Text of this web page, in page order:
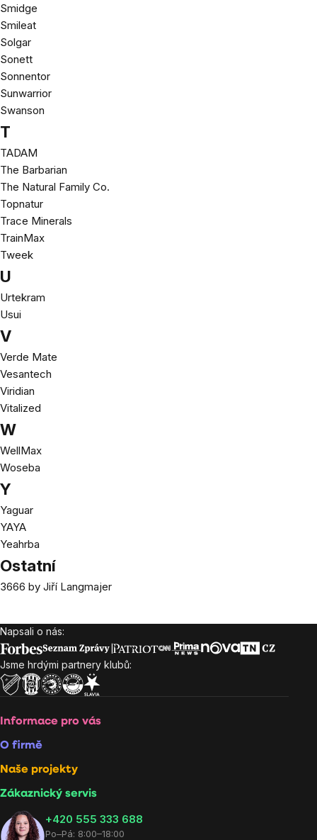
Smidge
Smileat
Solgar
Sonett
Sonnentor
Sunwarrior
Swanson
T
TADAM
The Barbarian
The Natural Family Co.
Topnatur
Trace Minerals
TrainMax
Tweek
U
Urtekram
Usui
V
Verde Mate
Vesantech
Viridian
Vitalized
W
WellMax
Woseba
Y
Yaguar
YAYA
Yeahrba
Ostatní
3666 by Jiří Langmajer
Zápatí
Napsali o nás:
Jsme hrdými partnery klubů:
Informace pro vás
O firmě
Naše projekty
Zákaznický servis
‭+420 555 333 688
Po–Pá: 8:00–18:00